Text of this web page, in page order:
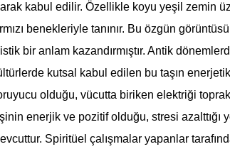
kabul edilir. Özellikle koyu yeşil zemin
benekleriyle tanınır. Bu özgün
bir anlam kazandırmıştır. Antik
kutsal kabul edilen bu taşın
olduğu, vücutta biriken elektriği
enerjik ve pozitif olduğu, stresi azalttığı
Spiritüel çalışmalar yapanlar